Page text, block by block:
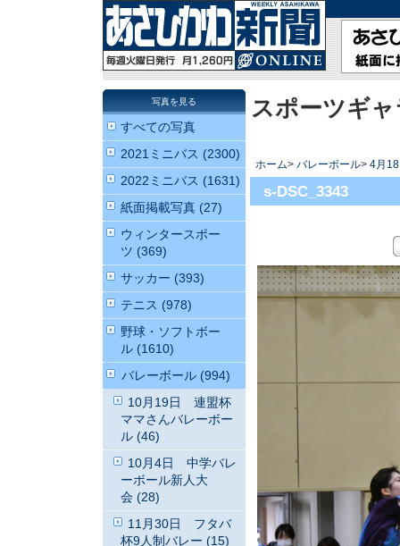
スポーツギ
ホーム> バレーボール> 4月
s-DSC_3343
写真を見る
すべての写真
2021ミニバス (2300)
2022ミニバス (1631)
紙面掲載写真 (27)
ウィンタースポー
ツ (369)
サッカー (393)
テニス (978)
野球・ソフトボー
ル (1610)
バレーボール (994)
10月19日 連盟杯
ママさんバレーボー
ル (46)
10月4日 中学バレ
ーボール新人大
会 (28)
11月30日 フタバ
杯9人制バレー (15)